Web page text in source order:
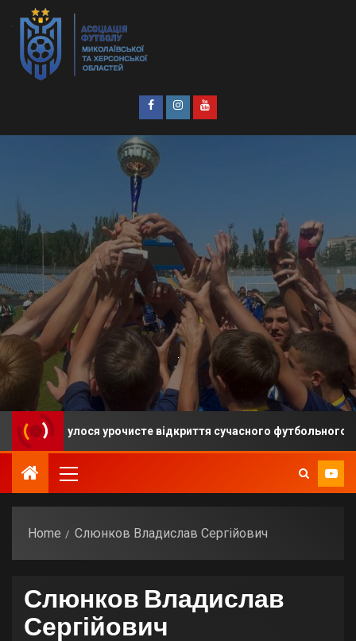
відбулося урочисте відкриття сучасного футбольного
Home Слюнков Владислав Сергійович
Слюнков Владислав
Сергійович